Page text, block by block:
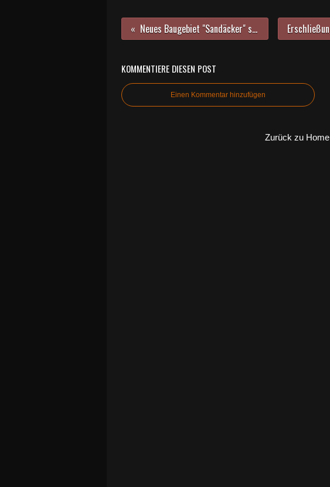
Neues Baugebiet "Sandäcker" sieht 321 Wohneinheiten vor - Sachstand laut Info-Gang der Gemeinde 2015 - Teil 1
KOMMENTIERE DIESEN POST
Einen Kommentar hinzufügen
Zurück zu Home